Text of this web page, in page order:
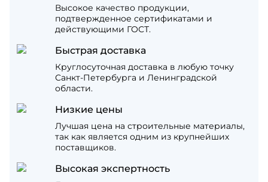
Высокое качество продукции,
подтвержденное сертификатами и
действующими ГОСТ.
Быстрая доставка
Круглосуточная доставка в любую точку
Санкт-Петербурга и Ленинградской
области.
Низкие цены
Лучшая цена на строительные материалы,
так как является одним из крупнейших
поставщиков.
Высокая экспертность